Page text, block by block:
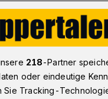
„Urbane Oasen“:
218-Partner
oder eindeutige
Sie Tracking-